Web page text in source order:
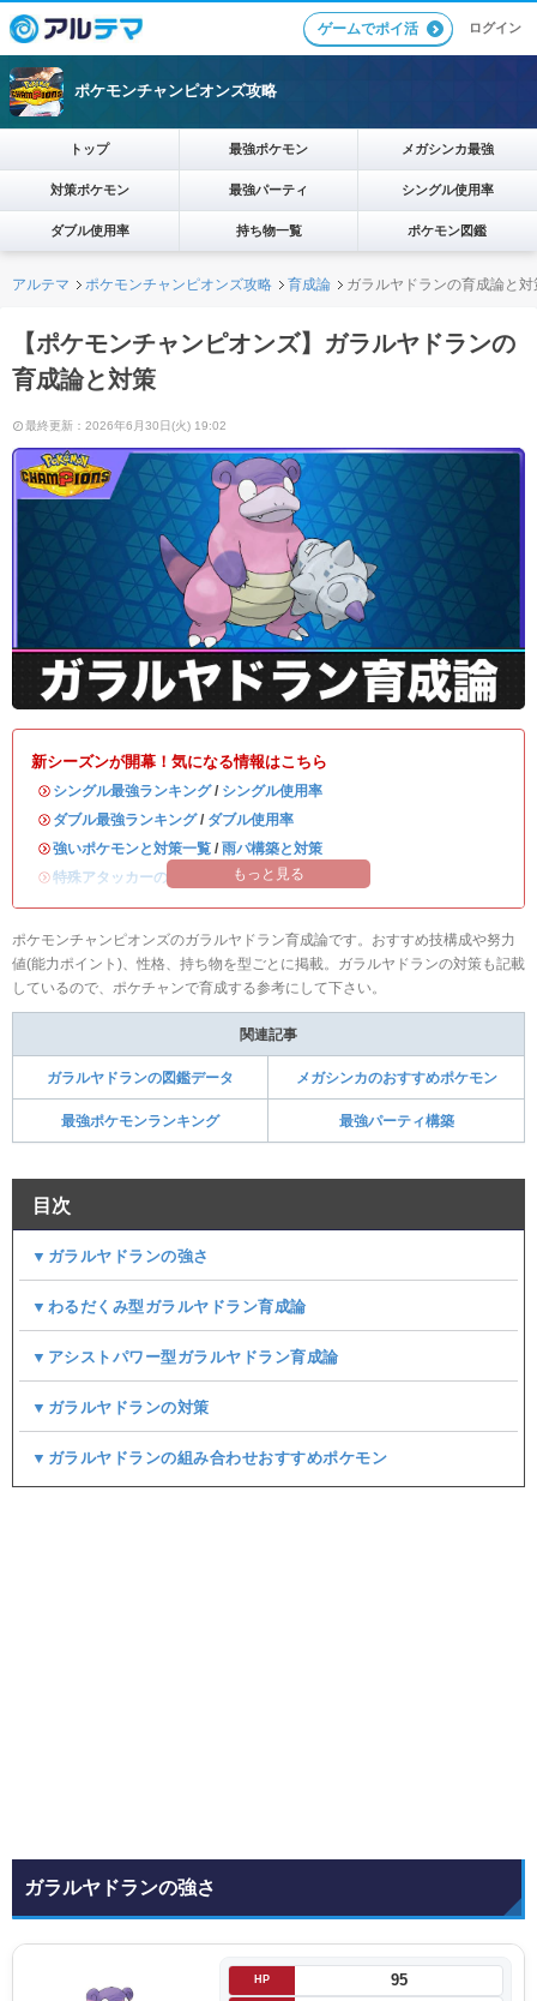
ゲームでポイ活 ログイン
ポケモンチャンピオンズ攻略
トップ 最強ポケモン メガシンカ最強
対策ポケモン 最強パーティ シングル使用率
ダブル使用率 持ち物一覧 ポケモン図鑑
アルテマ ポケモンチャンピオンズ攻略 育成論 ガラルヤドランの育成論と対
【ポケモンチャンピオンズ】ガラルヤドランの
育成論と対策
最終更新：2026年6月30日(火) 19:02
新シーズンが開幕！気になる情報はこちら
・ シングル最強ランキング/ シングル使用率
・ ダブル最強ランキング/ ダブル使用率
・強いポケモンと対策一覧 / 雨パ構築と対策
・特殊アタッカーのおすすめランキング
もっと見る
ポケモンチャンピオンズのガラルヤドラン育成論です。おすすめ技構成や努力
値(能力ポイント)、性格、持ち物を型ごとに掲載。ガラルヤドランの対策も記載
しているので、ポケチャンで育成する参考にして下さい。
関連記事
ガラルヤドランの図鑑データ メガシンカのおすすめポケモン
最強ポケモンランキング 最強パーティ構築
目次
▼ガラルヤドランの強さ
▼わるだくみ型ガラルヤドラン育成論
▼アシストパワー型ガラルヤドラン育成論
▼ガラルヤドランの対策
▼ガラルヤドランの組み合わせおすすめポケモン
ガラルヤドランの強さ
HP 95